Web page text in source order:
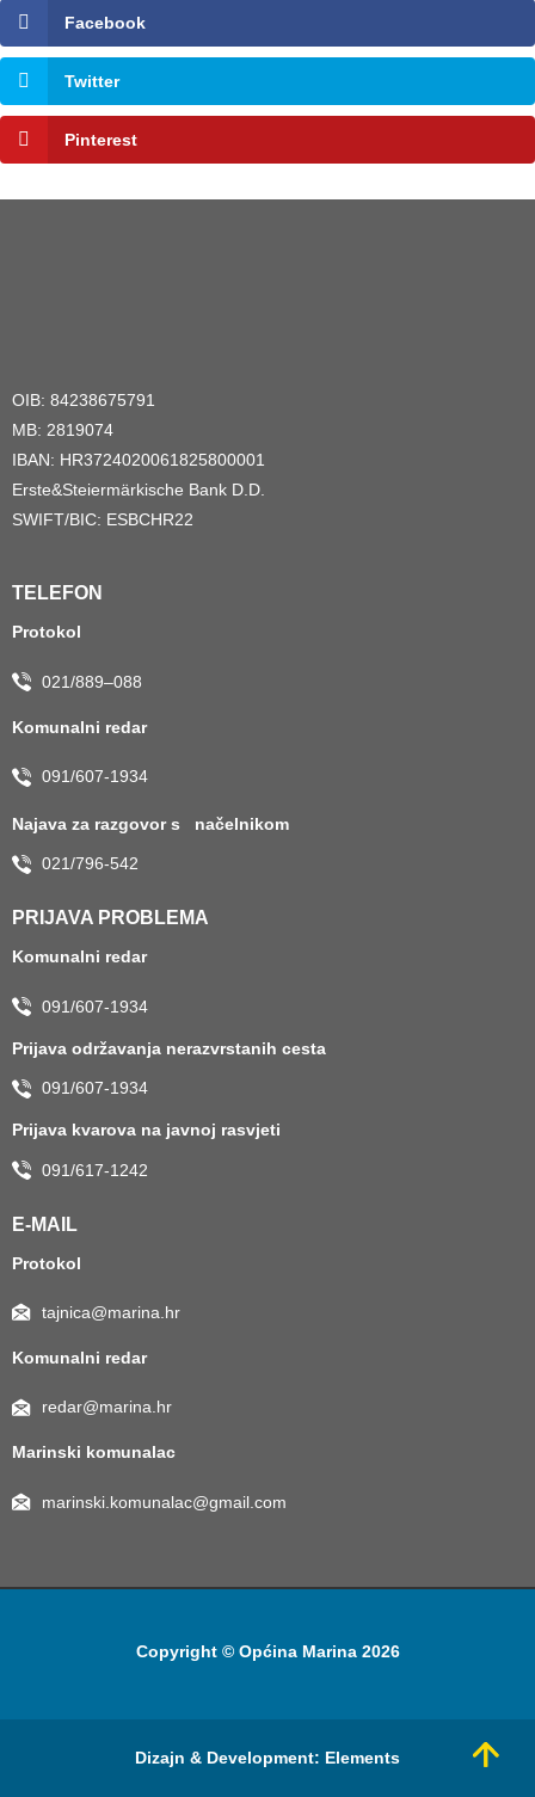
Facebook
Twitter
Pinterest
OIB: 84238675791
MB: 2819074
IBAN: HR3724020061825800001
Erste&Steiermärkische Bank D.D.
SWIFT/BIC: ESBCHR22
TELEFON
Protokol
021/889–088
Komunalni redar
091/607-1934
Najava za razgovor s načelnikom
021/796-542
PRIJAVA PROBLEMA
Komunalni redar
091/607-1934
Prijava održavanja nerazvrstanih cesta
091/607-1934
Prijava kvarova na javnoj rasvjeti
091/617-1242
E-MAIL
Protokol
tajnica@marina.hr
Komunalni redar
redar@marina.hr
Marinski komunalac
marinski.komunalac@gmail.com
Copyright © Općina Marina 2026
Dizajn & Development: Elements